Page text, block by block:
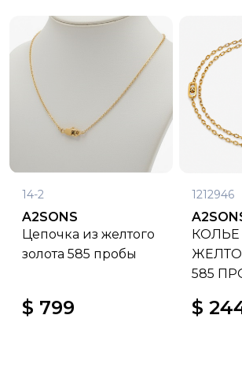
14-2
A2SONS
Цепочка из желтого
золота 585 пробы
$ 799
1212946
КОЛЬЕ
585
$